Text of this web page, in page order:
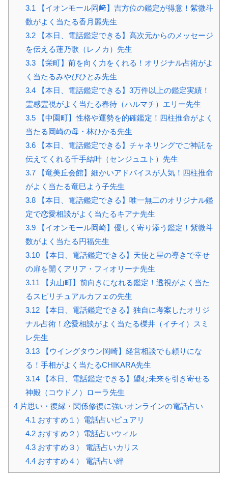
3.1 【イオンモール岡﨑】吉方位の鑑定が得意！紫微斗
数がよく当たる香月麗先生
3.2【本日、電話鑑定できる】高次元からのメッセージ
を伝える蓮乃歌（レノカ）先生
3.3【栄町】前を向く力をくれる！オリジナル占術がよ
く当たるみやびひとみ先生
3.4【本日、電話鑑定できる】3万件以上の鑑定実績！
霊感霊視がよく当たる春待（ハルマチ）エリー先生
3.5【中園町】性格や運勢を的確鑑定！四柱推命がよく
当たる岡崎の母・林ひかる先生
3.6【本日、電話鑑定できる】チャネリングでご神託を
伝えてくれる千手結叶（センジュユト）先生
3.7【竜美丘会館】細かいアドバイスが人気！四柱推命
がよく当たる竜巳よう子先生
3.8【本日、電話鑑定できる】唯一無二のオリジナル鑑
定で恋愛相談がよく当たるキアナ先生
3.9【イオンモール岡崎】優しく寄り添う鑑定！紫微斗
数がよく当たる円福先生
3.10【本日、電話鑑定できる】天使と星の導きで幸せ
の扉を開くアリア・フィオリーナ先生
3.11 【丸山町】前向きになれる鑑定！透視がよく当た
るスピリチュアルカフェの先生
3.12【本日、電話鑑定できる】独自に考案したオリジ
ナル占術！恋愛相談がよく当たる櫟井（イチイ）スミ
レ先生
3.13【ウイングタウン岡崎】経営相談でも頼りにな
る！手相がよく当たるCHIKARA先生
3.14【本日、電話鑑定できる】望む未来を引き寄せる
神殿（コウドノ）ローラ先生
4 片思い・復縁・関係修復に強いオンラインの電話占い
4.1 おすすめ１）電話占いピュアリ
4.2おすすめ２）電話占いウィル
4.3おすすめ３） 電話占いカリス
4.4おすすめ４） 電話占い絆